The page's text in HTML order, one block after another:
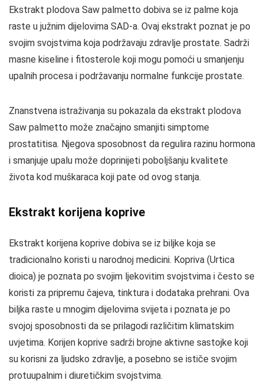
Ekstrakt plodova Saw palmetto dobiva se iz palme koja
raste u južnim dijelovima SAD-a. Ovaj ekstrakt poznat je po
svojim svojstvima koja podržavaju zdravlje prostate. Sadrži
masne kiseline i fitosterole koji mogu pomoći u smanjenju
upalnih procesa i podržavanju normalne funkcije prostate.
Znanstvena istraživanja su pokazala da ekstrakt plodova
Saw palmetto može značajno smanjiti simptome
prostatitisa. Njegova sposobnost da regulira razinu hormona
i smanjuje upalu može doprinijeti poboljšanju kvalitete
života kod muškaraca koji pate od ovog stanja.
Ekstrakt korijena koprive
Ekstrakt korijena koprive dobiva se iz biljke koja se
tradicionalno koristi u narodnoj medicini. Kopriva (Urtica
dioica) je poznata po svojim ljekovitim svojstvima i često se
koristi za pripremu čajeva, tinktura i dodataka prehrani. Ova
biljka raste u mnogim dijelovima svijeta i poznata je po
svojoj sposobnosti da se prilagodi različitim klimatskim
uvjetima. Korijen koprive sadrži brojne aktivne sastojke koji
su korisni za ljudsko zdravlje, a posebno se ističe svojim
protuupalnim i diuretičkim svojstvima.